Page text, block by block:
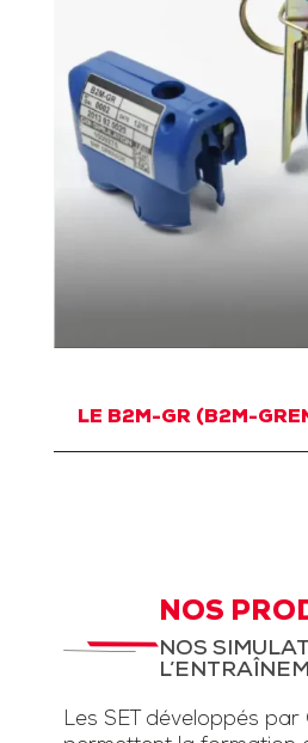
LE B2M-GR (B2M-
NOS
NOS
Les SET développés par